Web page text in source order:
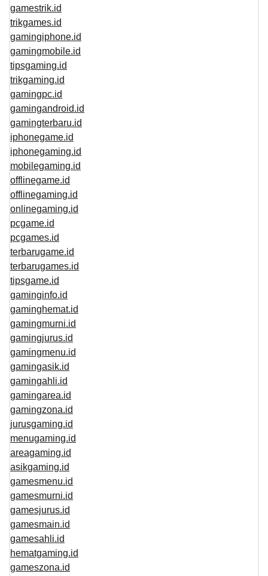
gamestrik.id
trikgames.id
gamingiphone.id
gamingmobile.id
tipsgaming.id
trikgaming.id
gamingpc.id
gamingandroid.id
gamingterbaru.id
iphonegame.id
iphonegaming.id
mobilegaming.id
offlinegame.id
offlinegaming.id
onlinegaming.id
pcgame.id
pcgames.id
terbarugame.id
terbarugames.id
tipsgame.id
gaminginfo.id
gaminghemat.id
gamingmurni.id
gamingjurus.id
gamingmenu.id
gamingasik.id
gamingahli.id
gamingarea.id
gamingzona.id
jurusgaming.id
menugaming.id
areagaming.id
asikgaming.id
gamesmenu.id
gamesmurni.id
gamesjurus.id
gamesmain.id
gamesahli.id
hematgaming.id
gameszona.id